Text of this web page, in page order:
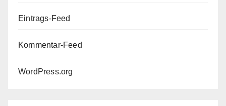
Eintrags-Feed
Kommentar-Feed
WordPress.org